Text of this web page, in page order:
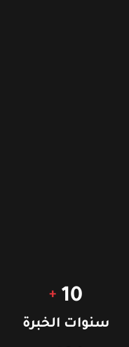
10
+
سنوات الخبرة